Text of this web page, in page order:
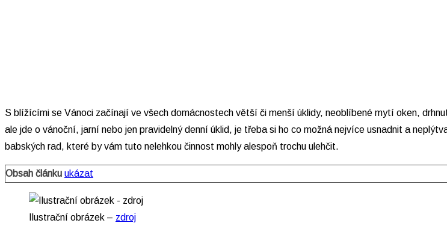
S blížícími se Vánoci začínají ve všech domácnostech větší či menší úklidy, neoblíbené mytí oken,
ale jde o vánoční, jarní nebo jen pravidelný denní úklid, je třeba si ho co možná nejvíce usnadnit a
babských rad, které by vám tuto nelehkou činnost mohly alespoň trochu ulehčit.
Obsah článku ukázat
Ilustrační obrázek – zdroj